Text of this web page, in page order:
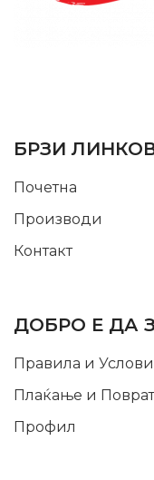
БРЗИ
Почетна
Производи
Контакт
ДОБРО Е ДА
Правила и Услови
Плаќање и
Профил